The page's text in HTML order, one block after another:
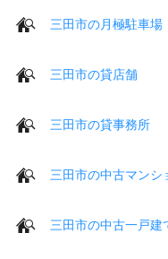
三田市の月極駐車場
三田市の貸店舗
三田市の貸事務所
三田市の中古マンシ
三田市の中古一戸建